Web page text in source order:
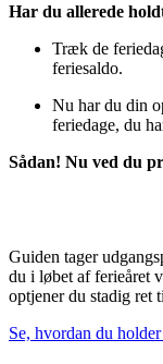
Har du allerede
Træk de
feriesaldo.
Nu har du din
feriedage, du
Sådan! Nu ved du
Guiden tager
du i løbet af ferieåret
optjener du stadig ret
Se, hvordan du